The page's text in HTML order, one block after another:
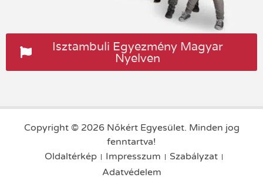
Isztambuli Egyezmény Magyar
Nyelven
Copyright © 2026 Nőkért Egyesület. Minden jog
fenntartva!
Oldaltérkép
Impresszum
Szabályzat
Adatvédelem